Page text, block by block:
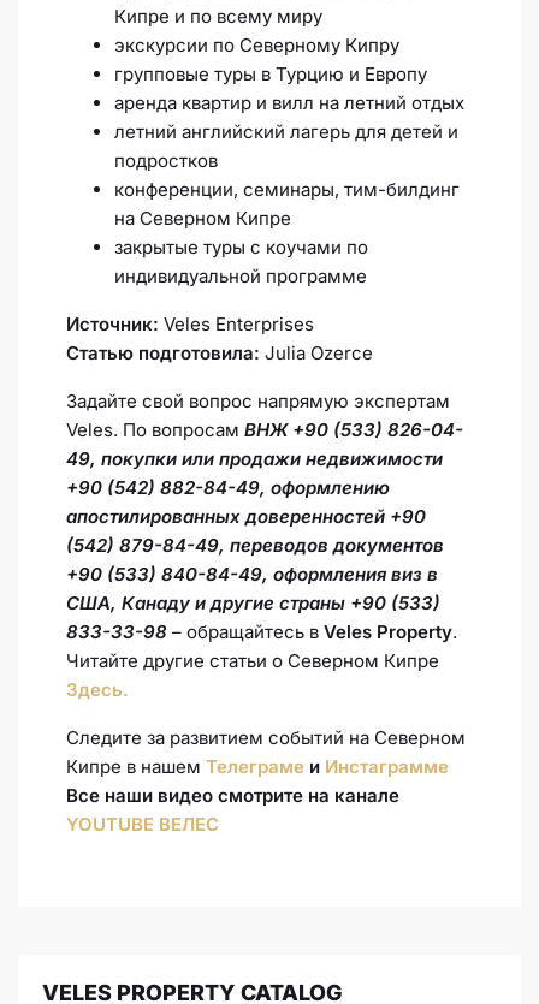
Кипре и по всему миру
экскурсии по Северному Кипру
групповые туры в Турцию и Европу
аренда квартир и вилл на летний отдых
летний английский лагерь для детей и
подростков
конференции, семинары, тим-билдинг
на Северном Кипре
закрытые туры с коучами по
индивидуальной программе
Источник: Veles Enterprises
Статью подготовила: Julia Ozerce
Задайте свой вопрос напрямую экспертам
Veles. По вопросам ВНЖ +90 (533) 826-04-
49, покупки или продажи недвижимости
+90 (542) 882-84-49, оформлению
апостилированных доверенностей +90
(542) 879-84-49, переводов документов
+90 (533) 840-84-49, оформления виз в
США, Канаду и другие страны +90 (533)
833-33-98 – обращайтесь в Veles Property.
Читайте другие статьи о Северном Кипре
Здесь.
Следите за развитием событий на Северном
Кипре в нашем Телеграме и Инстаграмме
Все наши видео смотрите на канале
YOUTUBE ВЕЛЕС
VELES PROPERTY CATALOG